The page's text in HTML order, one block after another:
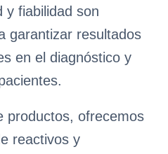
y fiabilidad son
garantizar resultados
en el diagnóstico y
productos, ofrecemos
reactivos y